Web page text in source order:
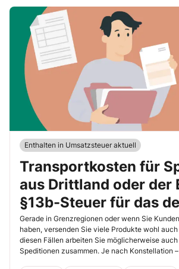
Enthalten in Umsatzsteuer aktuell
Transportkosten für
aus Drittland oder der
§13b-Steuer für das
Unternehmen anfällt
Gerade in Grenzregionen oder wenn Sie
haben, versenden Sie viele Produkte wohl
diesen Fällen arbeiten Sie möglicherweise
Speditionen zusammen. Je nach Konstellation –